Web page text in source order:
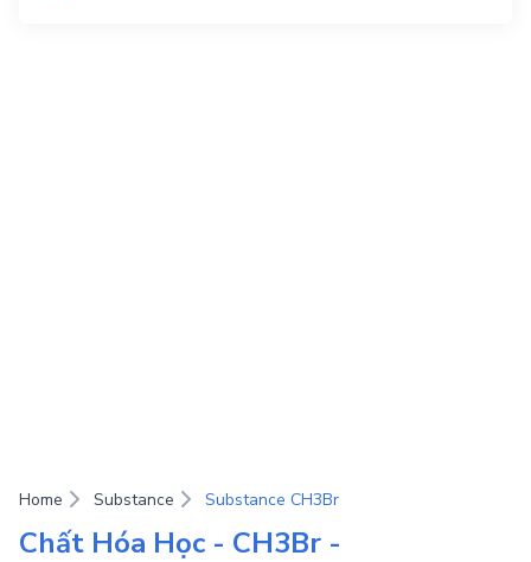
Home Substance Substance CH3Br
Chất Hóa Học - CH3Br -